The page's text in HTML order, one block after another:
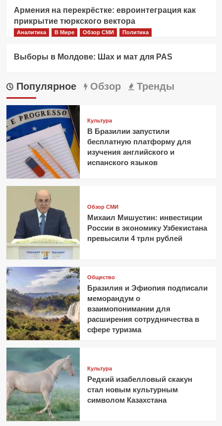
Армения на перекрёстке: евроинтеграция как
прикрытие тюркского вектора
Аналитика В Мире Обзор СМИ Политика
Выборы в Молдове: Шах и мат для PAS
Популярное Обзор Тренды
Культура
В Бразилии запустили
бесплатную платформу для
изучения английского и
испанского языков
Обзор СМИ
Михаил Мишустин: инвестиции
России в экономику Узбекистана
превысили 4 трлн рублей
Общество
Бразилия и Эфиопия подписали
меморандум о
взаимопонимании для
расширения сотрудничества в
сфере туризма
Культура
Редкий изабелловый скакун
стал новым культурным
символом Казахстана